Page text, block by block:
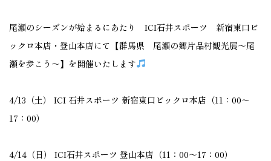
尾瀬のシーズンが始まるにあたり ICI石井スポーツ 新宿東口ビ
ックロ本店・登山本店にて【群馬県 尾瀬の郷片品村観光展～尾
瀬を歩こう～】を開催いたします
4/13（土） ICI 石井スポーツ 新宿東口ビックロ本店（11：00～
17：00）
4/14（日） ICI石井スポーツ 登山本店（11：00～17：00）